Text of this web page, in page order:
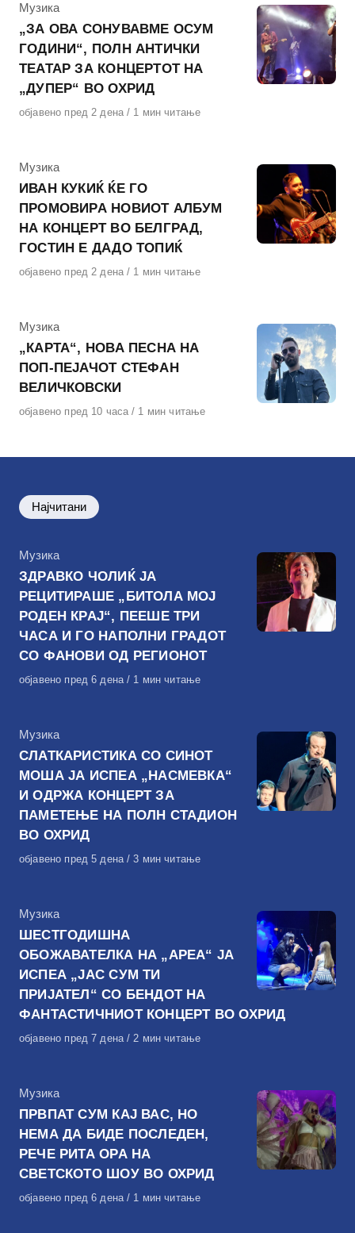
КАтегорија
Музика
„ЗА ОВА СОНУВАВМЕ ОСУМ
ГОДИНИ“, ПОЛН АНТИЧКИ
ТЕАТАР ЗА КОНЦЕРТОТ НА
„ДУПЕР“ ВО ОХРИД
Објавено
објавено пред 2 дена 1 мин читање
КАтегорија
Музика
ИВАН КУКИЌ ЌЕ ГО
ПРОМОВИРА НОВИОТ АЛБУМ
НА КОНЦЕРТ ВО БЕЛГРАД,
ГОСТИН Е ДАДО ТОПИЌ
Објавено
објавено пред 2 дена 1 мин читање
КАтегорија
Музика
„КАРТА“, НОВА ПЕСНА НА
ПОП-ПЕЈАЧОТ СТЕФАН
ВЕЛИЧКОВСКИ
Објавено
објавено пред 10 часа 1 мин читање
Најчитани
КАтегорија
Музика
ЗДРАВКО ЧОЛИЌ ЈА
РЕЦИТИРАШЕ „БИТОЛА МОЈ
РОДЕН КРАЈ“, ПЕЕШЕ ТРИ
ЧАСА И ГО НАПОЛНИ ГРАДОТ
СО ФАНОВИ ОД РЕГИОНОТ
Објавено
објавено пред 6 дена 1 мин читање
КАтегорија
Музика
СЛАТКАРИСТИКА СО СИНОТ
МОША ЈА ИСПЕА „НАСМЕВКА“
И ОДРЖА КОНЦЕРТ ЗА
ПАМЕТЕЊЕ НА ПОЛН СТАДИОН
ВО ОХРИД
Објавено
објавено пред 5 дена 3 мин читање
КАтегорија
Музика
ШЕСТГОДИШНА
ОБОЖАВАТЕЛКА НА „АРЕА“ ЈА
ИСПЕА „ЈАС СУМ ТИ
ПРИЈАТЕЛ“ СО БЕНДОТ НА
ФАНТАСТИЧНИОТ КОНЦЕРТ ВО ОХРИД
Објавено
објавено пред 7 дена 2 мин читање
КАтегорија
Музика
ПРВПАТ СУМ КАЈ ВАС, НО
НЕМА ДА БИДЕ ПОСЛЕДЕН,
РЕЧЕ РИТА ОРА НА
СВЕТСКОТО ШОУ ВО ОХРИД
Објавено
објавено пред 6 дена 1 мин читање